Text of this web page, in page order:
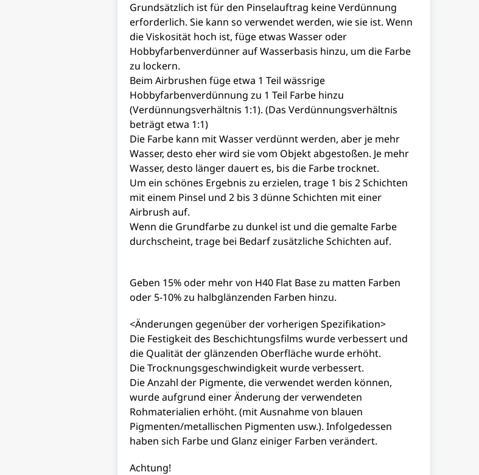
Grundsätzlich ist für den Pinselauftrag keine Verdünnung
erforderlich. Sie kann so verwendet werden, wie sie ist. Wenn
die Viskosität hoch ist, füge etwas Wasser oder
Hobbyfarbenverdünner auf Wasserbasis hinzu, um die Farbe
zu lockern.
Beim Airbrushen füge etwa 1 Teil wässrige
Hobbyfarbenverdünnung zu 1 Teil Farbe hinzu
(Verdünnungsverhältnis 1:1). (Das Verdünnungsverhältnis
beträgt etwa 1:1)
Die Farbe kann mit Wasser verdünnt werden, aber je mehr
Wasser, desto eher wird sie vom Objekt abgestoßen. Je mehr
Wasser, desto länger dauert es, bis die Farbe trocknet.
Um ein schönes Ergebnis zu erzielen, trage 1 bis 2 Schichten
mit einem Pinsel und 2 bis 3 dünne Schichten mit einer
Airbrush auf.
Wenn die Grundfarbe zu dunkel ist und die gemalte Farbe
durchscheint, trage bei Bedarf zusätzliche Schichten auf.
Geben 15% oder mehr von H40 Flat Base zu matten Farben
oder 5-10% zu halbglänzenden Farben hinzu.
<Änderungen gegenüber der vorherigen Spezifikation>
Die Festigkeit des Beschichtungsfilms wurde verbessert und
die Qualität der glänzenden Oberfläche wurde erhöht.
Die Trocknungsgeschwindigkeit wurde verbessert.
Die Anzahl der Pigmente, die verwendet werden können,
wurde aufgrund einer Änderung der verwendeten
Rohmaterialien erhöht. (mit Ausnahme von blauen
Pigmenten/metallischen Pigmenten usw.). Infolgedessen
haben sich Farbe und Glanz einiger Farben verändert.
Achtung!